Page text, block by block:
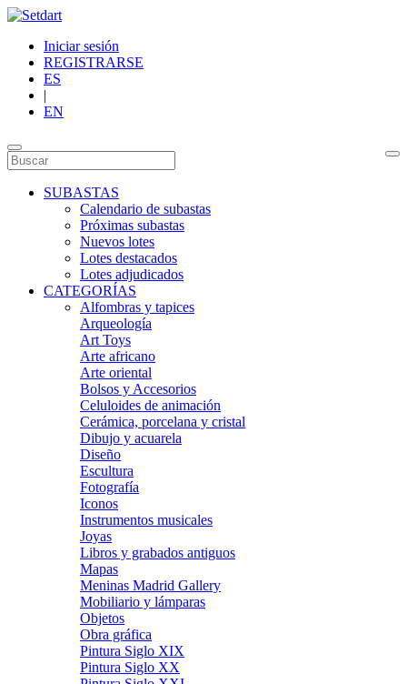
Iniciar sesión
REGISTRARSE
ES
|
EN
SUBASTAS
Calendario de subastas
Próximas subastas
Nuevos lotes
Lotes destacados
Lotes adjudicados
CATEGORÍAS
Alfombras y tapices
Arqueología
Art Toys
Arte africano
Arte oriental
Bolsos y Accesorios
Celuloides de animación
Cerámica, porcelana y cristal
Dibujo y acuarela
Diseño
Escultura
Fotografía
Iconos
Instrumentos musicales
Joyas
Libros y grabados antiguos
Mapas
Meninas Madrid Gallery
Mobiliario y lámparas
Objetos
Obra gráfica
Pintura Siglo XIX
Pintura Siglo XX